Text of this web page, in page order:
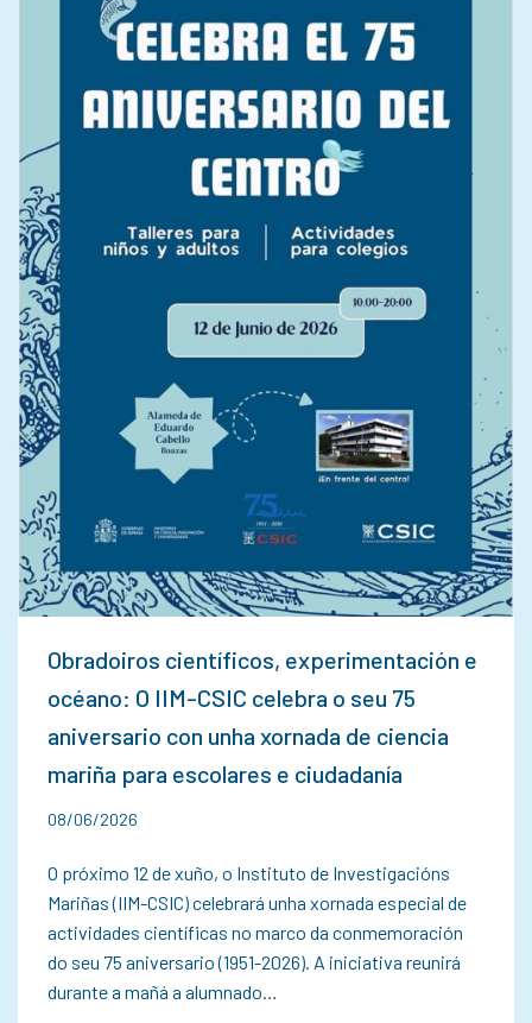
Obradoiros científicos, experimentación e
océano: O IIM-CSIC celebra o seu 75
aniversario con unha xornada de ciencia
mariña para escolares e ciudadanía
08/06/2026
O próximo 12 de xuño, o Instituto de Investigacións
Mariñas (IIM-CSIC) celebrará unha xornada especial de
actividades científicas no marco da conmemoración
do seu 75 aniversario (1951-2026). A iniciativa reunirá
durante a mañá a alumnado…